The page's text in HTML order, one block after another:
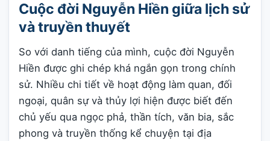
Cuộc đời Nguyễn Hiền giữa lịch sử
và truyền thuyết
So với danh tiếng của mình, cuộc đời Nguyễn
Hiền được ghi chép khá ngắn gọn trong chính
sử. Nhiều chi tiết về hoạt động làm quan, đối
ngoại, quân sự và thủy lợi hiện được biết đến
chủ yếu qua ngọc phả, thần tích, văn bia, sắc
phong và truyền thống kể chuyện tại địa